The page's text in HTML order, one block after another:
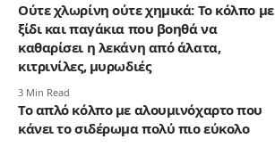
Ούτε χλωρίνη ούτε χημικά: Το κόλπο με
ξίδι και παγάκια που βοηθά να
καθαρίσει η λεκάνη από άλατα,
κιτρινίλες, μυρωδιές
3 Min Read
Το απλό κόλπο με αλουμινόχαρτο που
κάνει το σιδέρωμα πολύ πιο εύκολο